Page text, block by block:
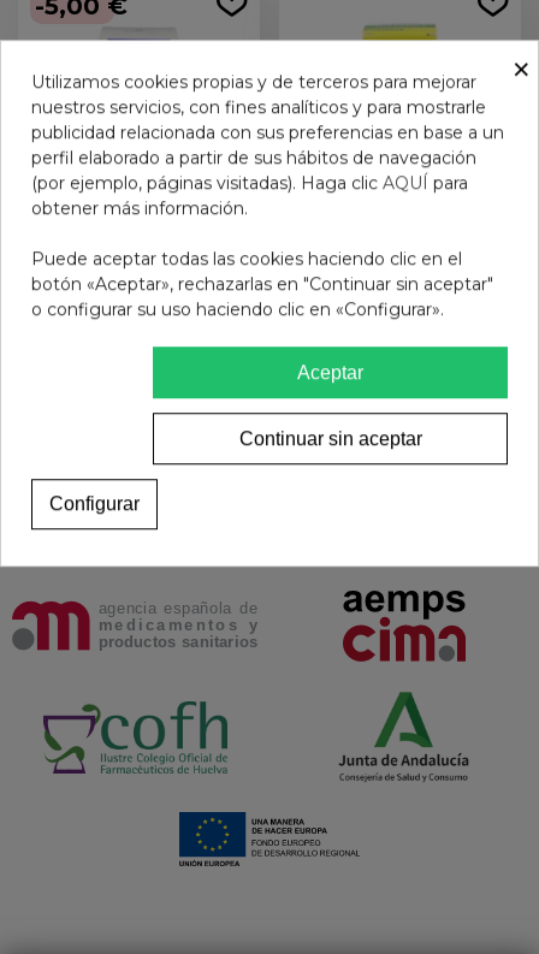
-5,00 €
INMUNOFERON JUNIOR
JARABE 150 ML
24,95 €
AQUILEA TOS FAMILY 1
FRASCO 150 ML
7,95 €
×
Utilizamos cookies propias y de terceros para mejorar
nuestros servicios, con fines analíticos y para mostrarle
publicidad relacionada con sus preferencias en base a un
perfil elaborado a partir de sus hábitos de navegación
(por ejemplo, páginas visitadas). Haga clic AQUÍ para
obtener más información.
Puede aceptar todas las cookies haciendo clic en el
botón «Aceptar», rechazarlas en "Continuar sin aceptar"
o configurar su uso haciendo clic en «Configurar».
Aceptar
Continuar sin aceptar
Configurar